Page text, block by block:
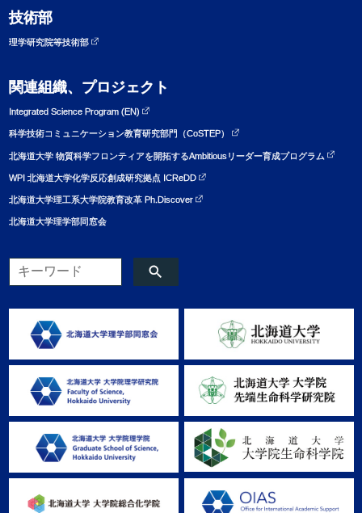
技術部
理学研究院等技術部
関連組織、プロジェクト
Integrated Science Program (EN)
科学技術コミュニケーション教育研究部門（CoSTEP）
北海道大学 物質科学フロンティアを開拓するAmbitiousリーダー育成プログラム
WPI 北海道大学化学反応創成研究拠点 ICReDD
北海道大学理工系大学院教育改革 Ph.Discover
北海道大学理学部同窓会